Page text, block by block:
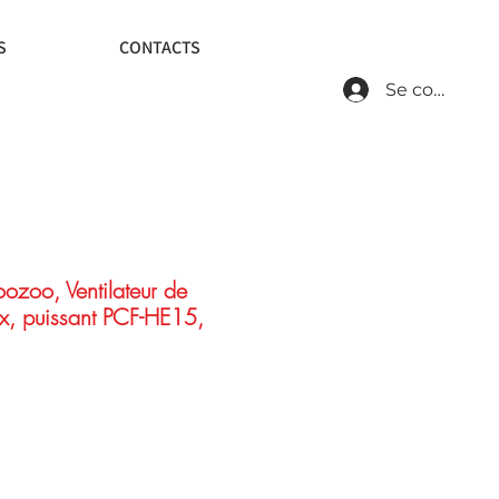
CONTACTS
Se
Ventilateur de
puissant PCF-HE15,